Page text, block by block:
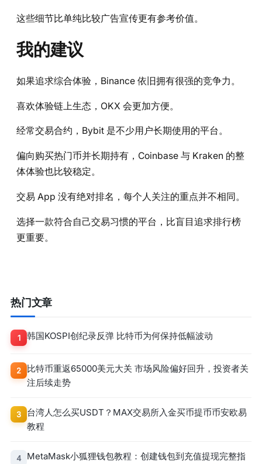
这些细节比单纯比较广告宣传更有参考价值。
我的建议
如果追求综合体验，Binance 依旧拥有很强的竞争力。
喜欢体验链上生态，OKX 会更加方便。
经常交易合约，Bybit 是不少用户长期使用的平台。
偏向购买热门币并长期持有，Coinbase 与 Kraken 的整
体体验也比较稳定。
交易 App 没有绝对排名，每个人关注的重点并不相同。
选择一款符合自己交易习惯的平台，比盲目追求排行榜
更重要。
热门文章
1 韩国KOSPI创纪录反弹 比特币为何保持低幅波动
2
比特币重返65000美元大关 市场风险偏好回升，投资者关
注后续走势
3
台湾人怎么买USDT？MAX交易所入金买币提币币安欧易
教程
4
MetaMask小狐狸钱包教程：创建钱包到充值提现完整指